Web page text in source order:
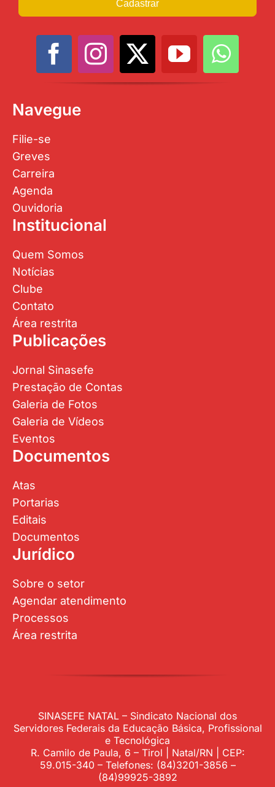
Cadastrar
Navegue
Filie-se
Greves
Carreira
Agenda
Ouvidoria
Institucional
Quem Somos
Notícias
Clube
Contato
Área restrita
Publicações
Jornal Sinasefe
Prestação de Contas
Galeria de Fotos
Galeria de Vídeos
Eventos
Documentos
Atas
Portarias
Editais
Documentos
Jurídico
Sobre o setor
Agendar atendimento
Processos
Área restrita
SINASEFE NATAL – Sindicato Nacional dos
Servidores Federais da Educação Básica, Profissional
e Tecnológica
R. Camilo de Paula, 6 – Tirol | Natal/RN | CEP:
59.015-340 – Telefones: (84)3201-3856 –
(84)99925-3892